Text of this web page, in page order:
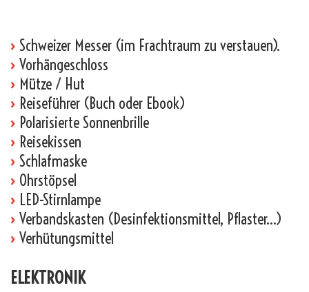
› Schweizer Messer (im Frachtraum zu verstauen).
› Vorhängeschloss
› Mütze / Hut
› Reiseführer (Buch oder Ebook)
› Polarisierte Sonnenbrille
› Reisekissen
› Schlafmaske
› Ohrstöpsel
› LED-Stirnlampe
› Verbandskasten (Desinfektionsmittel, Pflaster…)
› Verhütungsmittel
ELEKTRONIK